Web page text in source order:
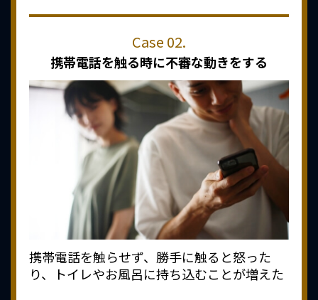
携帯電話を触る時に不審な動きをする
携帯電話を触らせず、勝手に触ると怒った
り、トイレやお風呂に持ち込むことが増えた